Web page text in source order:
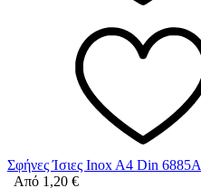
Σφήνες Ίσιες Inox A4 Din 6885A
Από 1,20 €